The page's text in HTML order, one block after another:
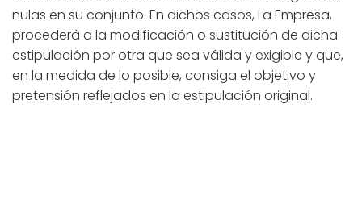
nulas en su conjunto. En dichos casos, La Empresa,
procederá a la modificación o sustitución de dicha
estipulación por otra que sea válida y exigible y que,
en la medida de lo posible, consiga el objetivo y
pretensión reflejados en la estipulación original.